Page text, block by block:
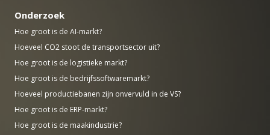
Onderzoek
Hoe groot is de AI-markt?
Hoeveel CO2 stoot de transportsector uit?
Hoe groot is de logistieke markt?
Hoe groot is de bedrijfssoftwaremarkt?
Hoeveel productiebanen zijn onvervuld in de VS?
Hoe groot is de ERP-markt?
Hoe groot is de maakindustrie?